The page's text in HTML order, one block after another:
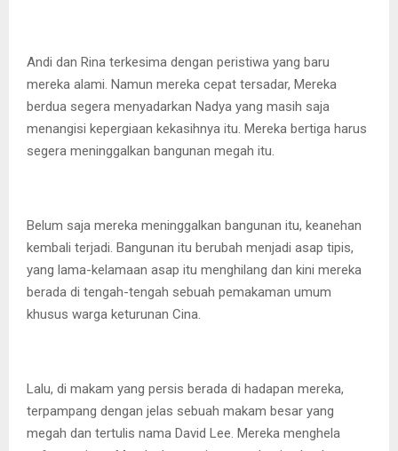
Andi dan Rina terkesima dengan peristiwa yang baru
mereka alami. Namun mereka cepat tersadar, Mereka
berdua segera menyadarkan Nadya yang masih saja
menangisi kepergiaan kekasihnya itu. Mereka bertiga harus
segera meninggalkan bangunan megah itu.
Belum saja mereka meninggalkan bangunan itu, keanehan
kembali terjadi. Bangunan itu berubah menjadi asap tipis,
yang lama-kelamaan asap itu menghilang dan kini mereka
berada di tengah-tengah sebuah pemakaman umum
khusus warga keturunan Cina.
Lalu, di makam yang persis berada di hadapan mereka,
terpampang dengan jelas sebuah makam besar yang
megah dan tertulis nama David Lee. Mereka menghela